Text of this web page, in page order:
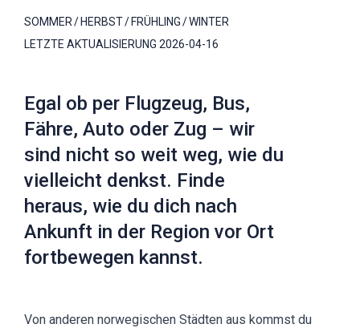
SOMMER HERBST FRÜHLING
WINTER
LETZTE AKTUALISIERUNG 2026-04-16
Egal ob per Flugzeug, Bus,
Fähre, Auto oder Zug – wir
sind nicht so weit weg, wie du
vielleicht denkst. Finde
heraus, wie du dich nach
Ankunft in der Region vor Ort
fortbewegen kannst.
Von anderen norwegischen Städten aus kommst du